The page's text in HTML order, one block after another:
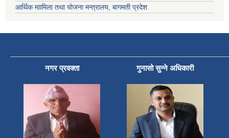
आर्थिक माामिला तथा योजना मन्त्रालय, बागमती प्रदेश
नगर प्रवक्ता गुनासो सुन्ने अधिकारी